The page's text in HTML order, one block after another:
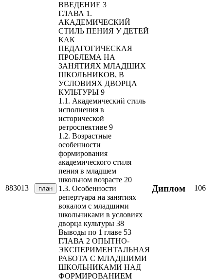
883013 план
ВВЕДЕНИЕ 3
ГЛАВА 1.
АКАДЕМИЧЕСКИЙ
СТИЛЬ ПЕНИЯ У ДЕТЕЙ
КАК
ПЕДАГОГИЧЕСКАЯ
ПРОБЛЕМА НА
ЗАНЯТИЯХ МЛАДШИХ
ШКОЛЬНИКОВ, В
УСЛОВИЯХ ДВОРЦА
КУЛЬТУРЫ 9
1.1. Академический стиль
исполнения в
исторической
ретроспективе 9
1.2. Возрастные
особенности
формирования
академического стиля
пения в младшем
школьном возрасте 20
1.3. Особенности
репертуара на занятиях
вокалом с младшими
школьниками в условиях
дворца культуры 38
Выводы по 1 главе 53
ГЛАВА 2 ОПЫТНО-
ЭКСПЕРИМЕНТАЛЬНАЯ
РАБОТА С МЛАДШИМИ
ШКОЛЬНИКАМИ НАД
ФОРМИРОВАНИЕМ
Диплом 106